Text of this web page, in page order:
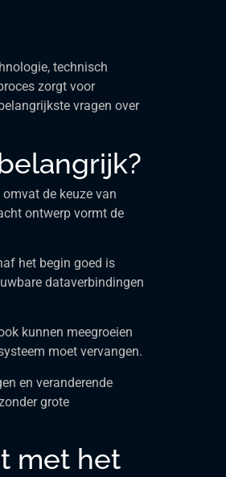
technisch
zorgt voor
vragen over
de keuze van
ontwerp vormt de
het begin goed is
dataverbindingen
kunnen meegroeien
moet vervangen.
en veranderende
grote
met het